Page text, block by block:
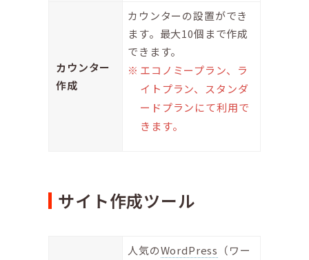
カウンター
作成
カウンターの設置ができ
ます。最大10個まで作成
できます。
エコノミープラン、ラ
イトプラン、スタンダ
ードプランにて利用で
きます。
サイト作成ツール
人気のWordPress （ワー